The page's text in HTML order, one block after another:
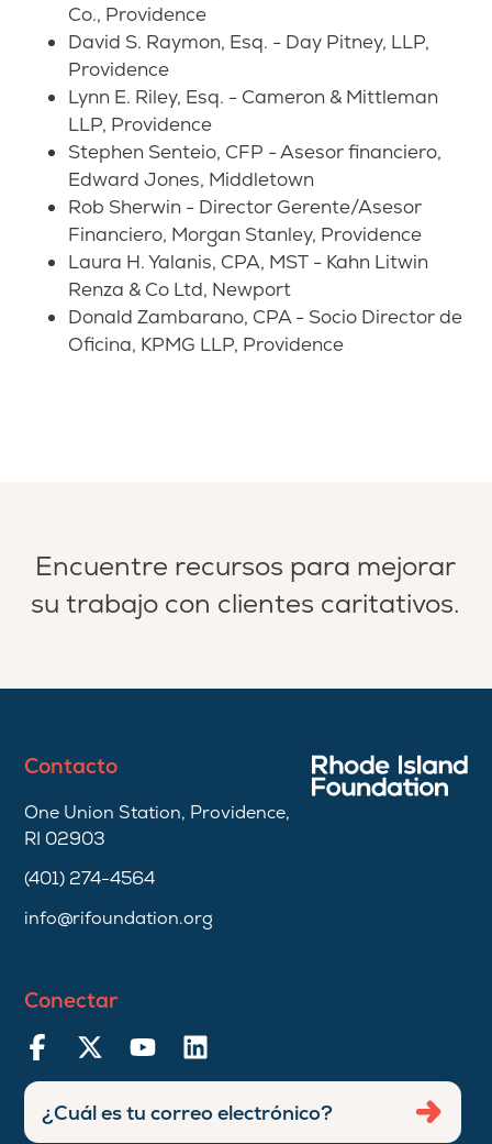
Co., Providence
David S. Raymon, Esq. - Day Pitney, LLP,
Providence
Lynn E. Riley, Esq. - Cameron & Mittleman
LLP, Providence
Stephen Senteio, CFP - Asesor financiero,
Edward Jones, Middletown
Rob Sherwin - Director Gerente/Asesor
Financiero, Morgan Stanley, Providence
Laura H. Yalanis, CPA, MST - Kahn Litwin
Renza & Co Ltd, Newport
Donald Zambarano, CPA - Socio Director de
Oficina, KPMG LLP, Providence
Encuentre recursos para mejorar
su trabajo con clientes caritativos.
Contacto
One Union Station, Providence,
RI 02903
(401) 274-4564
info@rifoundation.org
Conectar
Ingresar
dirección
Enviar